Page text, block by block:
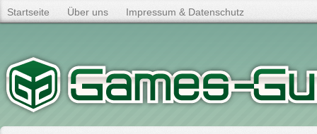
Startseite Über uns Impressum & Datenschutz